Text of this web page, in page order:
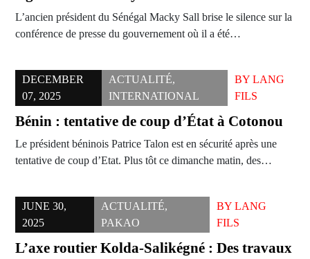
L’ancien président du Sénégal Macky Sall brise le silence sur la
conférence de presse du gouvernement où il a été…
DECEMBER
07, 2025
ACTUALITÉ,
INTERNATIONAL
BYLANG
FILS
Bénin : tentative de coup d’État à Cotonou
Le président béninois Patrice Talon est en sécurité après une
tentative de coup d’Etat. Plus tôt ce dimanche matin, des…
JUNE 30,
2025
ACTUALITÉ,
PAKAO
BYLANG
FILS
L’axe routier Kolda-Salikégné : Des travaux